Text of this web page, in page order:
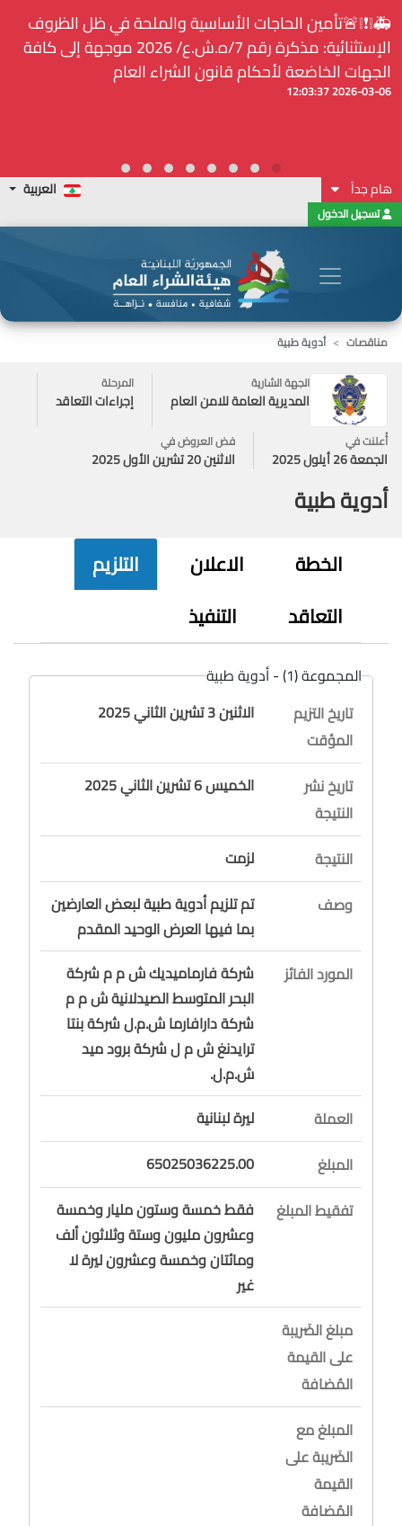
⚠️... ويكون النشر إلزامياً على المنصة الإلكترونيّة المركزيّة
لدى هيئة الشراء العام... الخ. (المادة 109 : الشفافية)
2026-02-24 13:48:11
هام جداً العربية
تسجيل الدخول
مناقصات
أدوية طبية
الجهة الشارية
المديرية العامة للامن العام
المرحلة
إجراءات التعاقد
أُعلنت في
الجمعة 26 أيلول 2025
فض العروض في
الاثنين 20 تشرين الأول 2025
أدوية طبية
الخطة الاعلان
التلزيم
التعاقد
التنفيذ
المجموعة (1) - أدوية طبية
تاريخ التزيم
المؤقت
الاثنين 3 تشرين الثاني 2025
تاريخ نشر
النتيجة
الخميس 6 تشرين الثاني 2025
النتيجة
لزمت
وصف
تم تلزيم أدوية طبية لبعض العارضين
بما فيها العرض الوحيد المقدم
المورد الفائز
شركة فارماميديك ش م م شركة
البحر المتوسط الصيدلانية ش م م
شركة دارافارما ش.م.ل شركة بنتا
ترايدنغ ش م ل شركة برود ميد
ش.م.ل.
العملة
ليرة لبنانية
المبلغ
65025036225.00
تفقيط المبلغ
فقط خمسة وستون مليار وخمسة
وعشرون مليون وستة وثلاثون ألف
ومائتان وخمسة وعشرون ليرة لا
غير
مبلغ الضَريبة
على القيمة
المُضافة
المبلغ مع
الضَريبة على
القيمة
المُضافة